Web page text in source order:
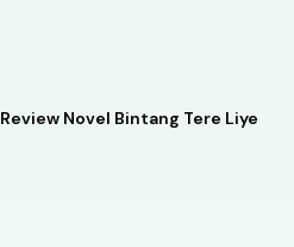
Review Novel Bintang Tere Liye